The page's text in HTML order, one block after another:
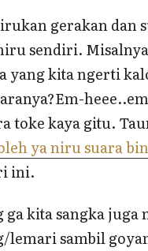
gerakan dan
sendiri.
yang kita ngerti
toke kaya gitu.
ya niru suara
ini.
ga kita sangka
lemari sambil